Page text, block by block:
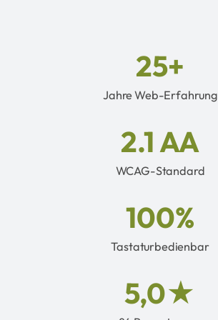
25+
Jahre Web-Erfahrung
2.1 AA
WCAG-Standard
100%
Tastaturbedienbar
5,0★